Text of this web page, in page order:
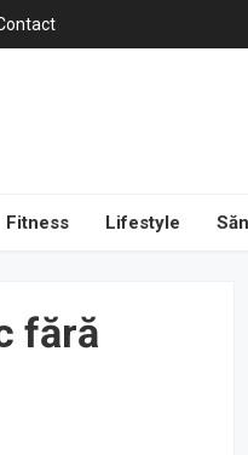
Fitness Lifestyle
fără